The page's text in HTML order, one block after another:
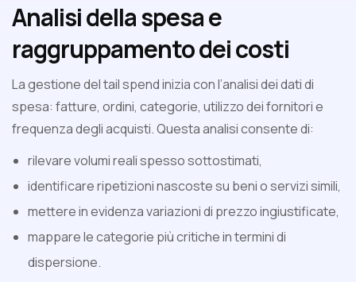
Analisi della spesa e
raggruppamento dei costi
La gestione del tail spend inizia con l’analisi dei dati di
spesa: fatture, ordini, categorie, utilizzo dei fornitori e
frequenza degli acquisti. Questa analisi consente di:
rilevare volumi reali spesso sottostimati,
identificare ripetizioni nascoste su beni o servizi simili,
mettere in evidenza variazioni di prezzo ingiustificate,
mappare le categorie più critiche in termini di
dispersione.